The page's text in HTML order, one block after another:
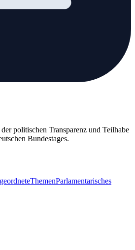
politischen Transparenz und Teilhabe
Bundestages.
ThemenParlamentarisches